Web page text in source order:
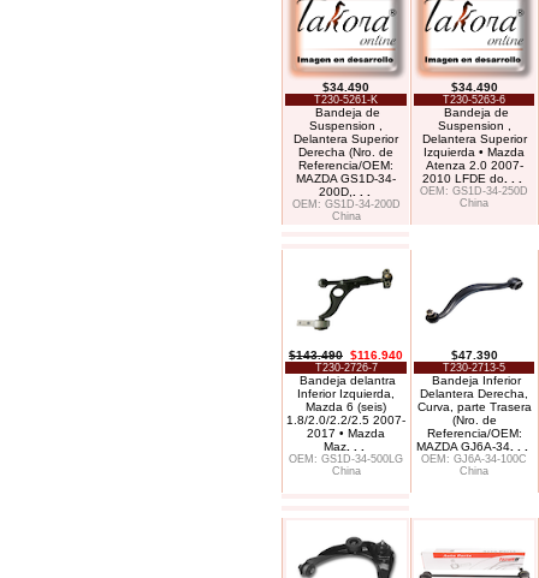
$34.490
T230-5261-K
Bandeja de
Suspension ,
Delantera Superior
Derecha (Nro. de
Referencia/OEM:
MAZDA GS1D-34-
200D,
OEM: GS1D-34-200D
China
$34.490
T230-5263-6
Bandeja de
Suspension ,
Delantera Superior
Izquierda • Mazda
Atenza 2.0 2007-
2010 LFDE do
OEM: GS1D-34-250D
China
$143.490 $116.940
T230-2726-7
Bandeja delantra
Inferior Izquierda,
Mazda 6 (seis)
1.8/2.0/2.2/2.5 2007-
2017 • Mazda
Maz
OEM: GS1D-34-500LG
China
$47.390
T230-2713-5
Bandeja Inferior
Delantera Derecha,
Curva, parte Trasera
(Nro. de
Referencia/OEM:
MAZDA GJ6A-34
OEM: GJ6A-34-100C
China